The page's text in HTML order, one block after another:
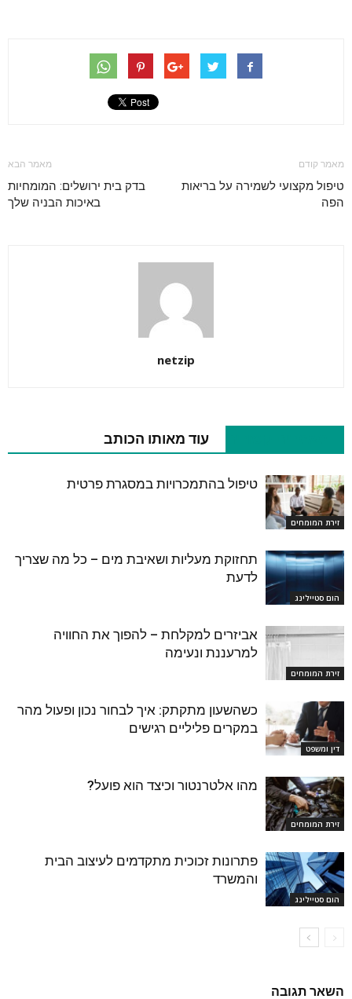
מאמר קודם
טיפול מקצועי לשמירה על בריאות
הפה
מאמר הבא
בדק בית ירושלים: המומחיות
באיכות הבניה שלך
netzip
עוד מאותו הכותב
זירת המומחים
טיפול בהתמכרויות במסגרת פרטית
הום סטיילינג
תחזוקת מעליות ושאיבת מים – כל מה שצריך
לדעת
זירת המומחים
אביזרים למקלחת – להפוך את החוויה
למרעננת ונעימה
דין ומשפט
כשהשעון מתקתק: איך לבחור נכון ופעול מהר
במקרים פליליים רגישים
זירת המומחים
מהו אלטרנטור וכיצד הוא פועל?
הום סטיילינג
פתרונות זכוכית מתקדמים לעיצוב הבית
והמשרד
השאר תגובה